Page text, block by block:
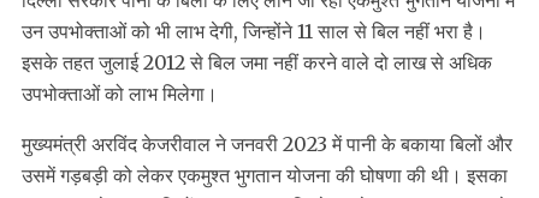
उन उपभोक्ताओं को भी लाभ देगी, जिन्होंने 11 साल से बिल नहीं भरा है।
इसके तहत जुलाई 2012 से बिल जमा नहीं करने वाले दो लाख से अधिक
उपभोक्ताओं को लाभ मिलेगा।
मुख्यमंत्री अरविंद केजरीवाल ने जनवरी 2023 में पानी के बकाया बिलों और
उसमें गड़बड़ी को लेकर एकमुश्त भुगतान योजना की घोषणा की थी। इसका